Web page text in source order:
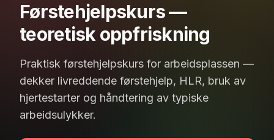
Førstehjelpskurs —
teoretisk oppfriskning
Praktisk førstehjelpskurs for arbeidsplassen —
dekker livreddende førstehjelp, HLR, bruk av
hjertestarter og håndtering av typiske
arbeidsulykker.